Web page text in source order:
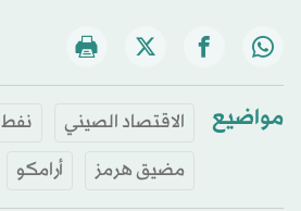
مواضيع الاقتصاد الصيني نفط
مضيق هرمز
أرامكو